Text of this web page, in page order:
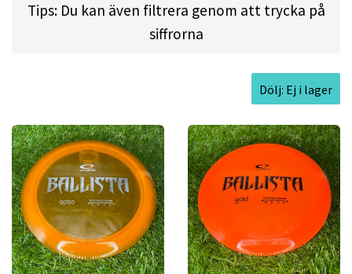
beginners and slightly understable for
SPEED: 14 l GLIDE: 5 l TURN: -1 l FADE:
3
Approved Date:Dec 19, 2014
Max Weight:175.1gr l Diameter:
21.1cm l
Height: 1.7cm lRim Depth: 1.1cm l
Thickness:2.4cm lInside Rim Diameter:16.3cm
Tips: Du kan även filtrera genom att trycka på
siffrorna
Dölj: Ej i lager